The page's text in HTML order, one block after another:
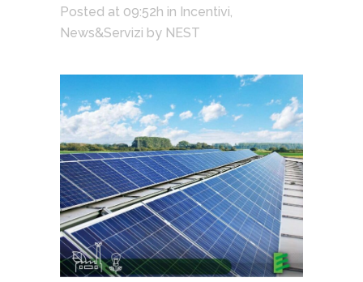
Posted at 09:52h in Incentivi
News&Servizi by NEST